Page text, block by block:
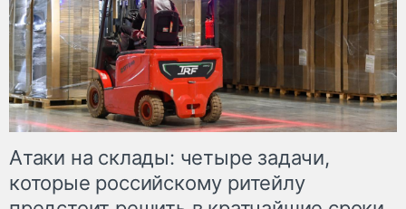
Атаки на склады: четыре задачи,
которые российскому ритейлу